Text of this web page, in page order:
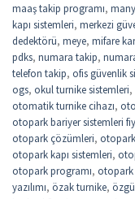
maaş takip programı,
kapı sistemleri, merkezi
dedektörü, meye, mifare
pdks, numara takip,
telefon takip, ofis güvenlik
ogs, okul turnike sistemleri,
otomatik turnike cihazı,
otopark bariyer sistemleri
otopark çözümleri, otopark
otopark kapı sistemleri,
otopark programı, otopark
yazılımı, özak turnike,